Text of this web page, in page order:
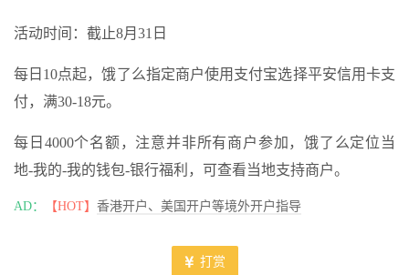
活动时间：截止8月31日
每日10点起，饿了么指定商户使用支付宝选择平安信用卡支
付，满30-18元。
每日4000个名额，注意并非所有商户参加，饿了么定位当
地-我的-我的钱包-银行福利，可查看当地支持商户。
AD： 【HOT】 香港开户、美国开户等境外开户指导
打赏